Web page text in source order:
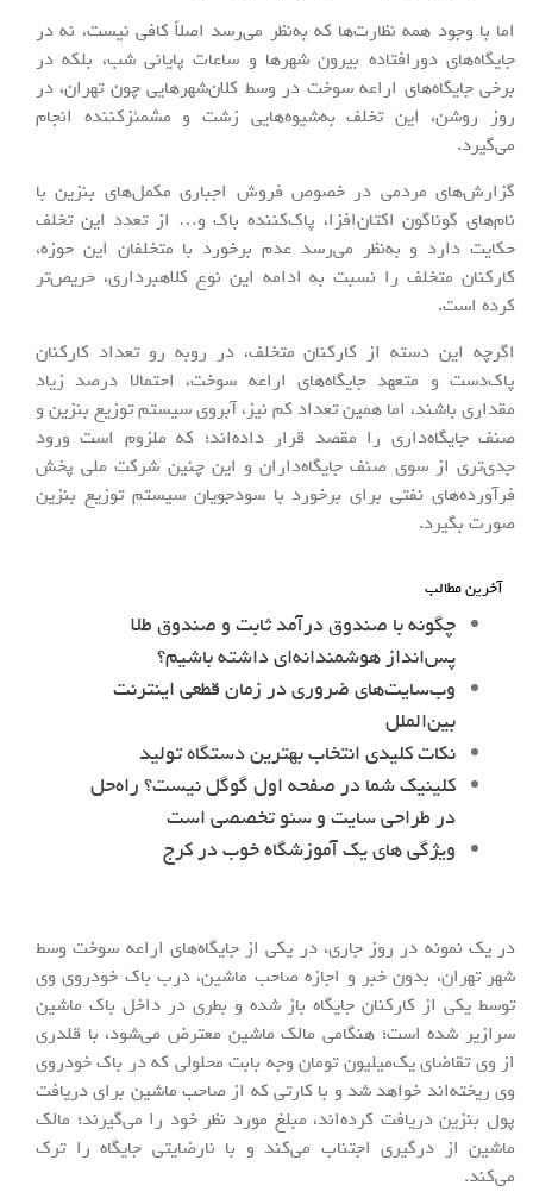
اما با وجود همه نظارت‌ها که به‌نظر می‌رسد اصلاً کافی نیست، نه در
جایگاه‌های دورافتاده بیرون شهرها و ساعات پایانی شب، بلکه در
برخی جایگاه‌های اراعه سوخت در وسط کلان‌شهرهایی چون تهران، در
روز روشن، این تخلف به‌شیوه‌‌هایی زشت و مشمئزکننده انجام
می‌گیرد.
گزارش‌های مردمی در خصوص فروش اجباری مکمل‌های بنزین با
نام‌های گوناگون اکتان‌افزا، پاک‌کننده باک و… از تعدد این تخلف
حکایت دارد و به‌نظر می‌رسد عدم برخورد با متخلفان این حوزه،
کارکنان متخلف را نسبت به ادامه این نوع کلاهبرداری، حریص‌تر
کرده است.
اگرچه این دسته از کارکنان متخلف، در روبه رو تعداد کارکنان
پاک‌دست و متعهد جایگاه‌های اراعه سوخت، احتمالا درصد زیاد
مقداری باشند، اما همین تعداد کم نیز، آبروی سیستم توزیع بنزین و
صنف جایگاه‌داری را مقصد قرار داده‌اند؛ که ملزوم است ورود
جدی‌تری از سوی صنف جایگاه‌داران و این چنین شرکت ملی پخش
فرآورده‌های نفتی برای برخورد با سودجویان سیستم توزیع بنزین
صورت بگیرد.
آخرین مطالب
چگونه با صندوق درآمد ثابت و صندوق طلا
پس‌انداز هوشمندانه‌ای داشته باشیم؟
وب‌سایت‌های ضروری در زمان قطعی اینترنت
بین‌الملل
نکات کلیدی انتخاب بهترین دستگاه تولید
کلینیک شما در صفحه اول گوگل نیست؟ راه‌حل
در طراحی سایت و سئو تخصصی است
ویژگی های یک آموزشگاه خوب در کرج
در یک نمونه در روز جاری، در یکی از جایگاه‌های اراعه سوخت وسط
شهر تهران، بدون خبر و اجازه صاحب ماشین، درب باک خودروی وی
توسط یکی از کارکنان جایگاه باز شده و بطری در داخل باک ماشین
سرازیر شده است؛ هنگامی مالک ماشین معترض می‌شود، با قلدری
از وی تقاضای یک‌میلیون تومان وجه بابت محلولی که در باک خودروی
وی ریخته‌اند خواهد شد و با کارتی که از صاحب ماشین برای دریافت
پول بنزین دریافت کرده‌اند، مبلغ مورد نظر خود را می‌گیرند؛ مالک
ماشین از درگیری اجتناب می‌کند و با نارضایتی جایگاه را ترک
می‌کند.